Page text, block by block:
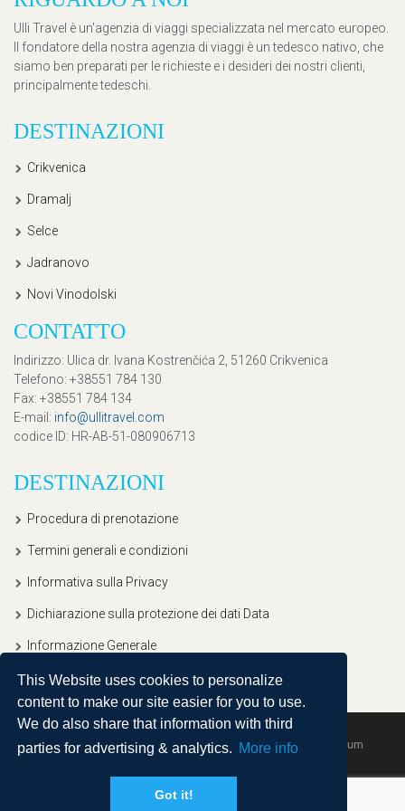
This Website uses cookies to personalize
content to make our site easier for you to use.
We do also share that information with third
parties for advertising & analytics. More info
Got it!
Ulli Travel è un'agenzia di viaggi specializzata nel mercato europeo.
Il fondatore della nostra agenzia di viaggi è un tedesco nativo, che
siamo ben preparati per le richieste e i desideri dei nostri clienti,
principalmente tedeschi.
DESTINAZIONI
Crikvenica
Dramalj
Selce
Jadranovo
Novi Vinodolski
CONTATTO
Indirizzo: Ulica dr. Ivana Kostrenčića 2, 51260 Crikvenica
Telefono: +38551 784 130
Fax: +38551 784 134
E-mail : info@ullitravel.com
codice ID: HR-AB-51-080906713
DESTINAZIONI
Procedura di prenotazione
Termini generali e condizioni
Informativa sulla Privacy
Dichiarazione sulla protezione dei dati Data
Informazione Generale
Copyright © 2020, Ullitravel |Sitemap| Powered by Agendum